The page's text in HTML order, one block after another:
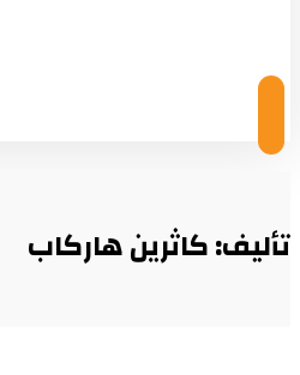
تأليف: كاثرين هاركاب